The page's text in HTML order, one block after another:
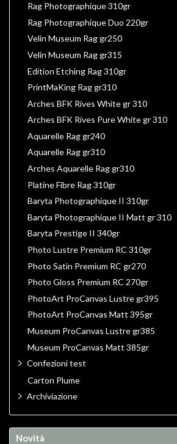
Rag Photographique 310gr
Rag Photographique Duo 220gr
Velin Museum Rag gr250
Velin Museum Rag gr315
Edition Etching Rag 310gr
PrintMaKing Rag gr310
Arches BFK Rives White gr 310
Arches BFK Rives Pure White gr 310
Aquarelle Rag gr240
Aquarelle Rag gr310
Arches Aquarelle Rag gr310
Platine Fibre Rag 310gr
Baryta Photographique II 310gr
Baryta Photographique II Matt gr 310
Baryta Prestige II 340gr
Photo Lustre Premium RC 310gr
Photo Satin Premium RC gr270
Photo Gloss Premium RC 270gr
PhotoArt ProCanvas Lustre gr395
PhotoArt ProCanvas Matt 395gr
Museum ProCanvas Lustre gr385
Museum ProCanvas Matt 385gr
Confezioni test
Carton Plume
Archiviazione
Novità